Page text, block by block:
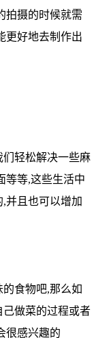
拍摄的时候就需
更好地去制作出
轻松解决一些麻
等等,这些生活中
并且也可以增加
食物吧,那么如
做菜的过程或者
很感兴趣的